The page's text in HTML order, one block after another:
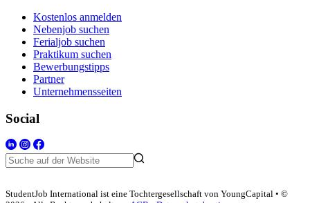
Kostenlos anmelden
Nebenjob suchen
Ferialjob suchen
Praktikum suchen
Bewerbungstipps
Partner
Unternehmensseiten
Social
StudentJob International ist eine Tochtergesellschaft von YoungCapital • ©